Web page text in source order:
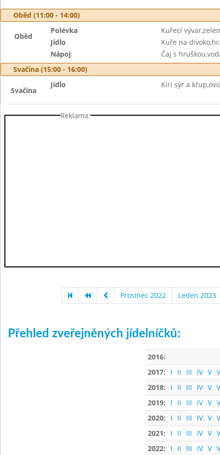
Oběd (11:00 - 14:00)
Oběd
Polévka
Kuřecí
Jídlo
Kuře na
Nápoj
Čaj s
Svačina (15:00 - 16:00)
Svačina
Jídlo Kiri sýr a
Reklama:
Prosinec 2022 Leden 2023
Přehled zveřejněných jídelníčků:
2016:
2017:
I II III IV V
2018:
I II III IV V
2019:
I II III IV V
2020:
I II III IV V
2021:
I II III IV V
2022:
I II III IV V